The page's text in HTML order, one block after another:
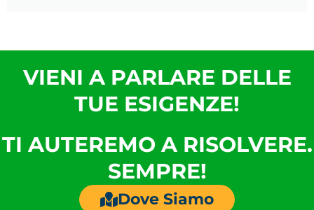
VIENI A PARLARE DELLE
TUE ESIGENZE!
TI AUTEREMO A RISOLVERE.
SEMPRE!
Dove Siamo